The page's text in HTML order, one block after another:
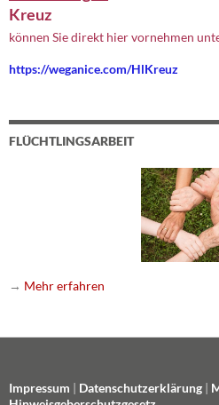
Kreuz
können Sie direkt hier vornehmen
https://weganice.com/HlKreuz
FLÜCHTLINGSARBEIT
→ Mehr erfahren
Impressum | Datenschutzerklärung |